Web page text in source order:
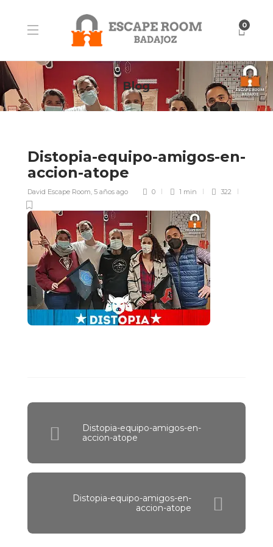
0
Blog
Distopia-equipo-amigos-en-
accion-atope
David Escape Room, 5 años ago 0 1 min 322
Distopia-equipo-amigos-en-
accion-atope
Distopia-equipo-amigos-en-
accion-atope